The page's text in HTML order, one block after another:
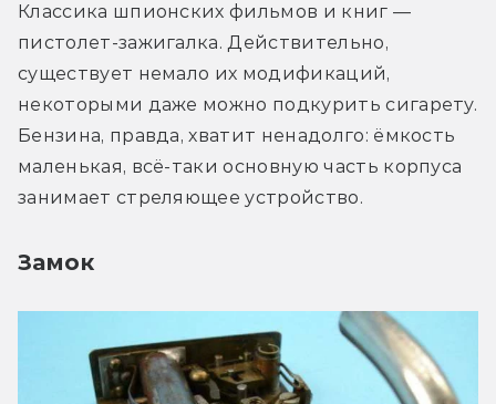
Классика шпионских фильмов и книг —
пистолет-зажигалка. Действительно,
существует немало их модификаций,
некоторыми даже можно подкурить сигарету.
Бензина, правда, хватит ненадолго: ёмкость
маленькая, всё-таки основную часть корпуса
занимает стреляющее устройство.
Замок